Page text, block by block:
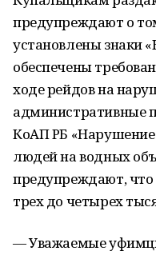
предупреждают о
установлены знаки
обеспечены
ходе рейдов на
административные
КоАП РБ
людей на водных
предупреждают,
трех до четырех
— Уважаемые